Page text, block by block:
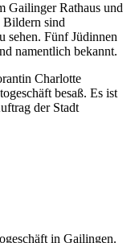
Gailinger Rathaus und
Bildern sind
sehen. Fünf Jüdinnen
namentlich bekannt.
Charlotte
besaß. Es ist
der Stadt
in Gailingen.